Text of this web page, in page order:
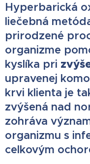
Hyperbarická
liečebná
prirodzené
organizme
kyslíka pri
upravenej
krvi klienta je
zvýšená nad
zohráva
organizmu s
celkovým